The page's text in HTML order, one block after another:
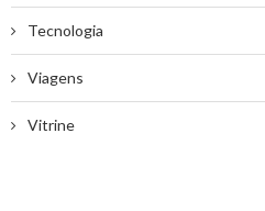
Tecnologia
Viagens
Vitrine